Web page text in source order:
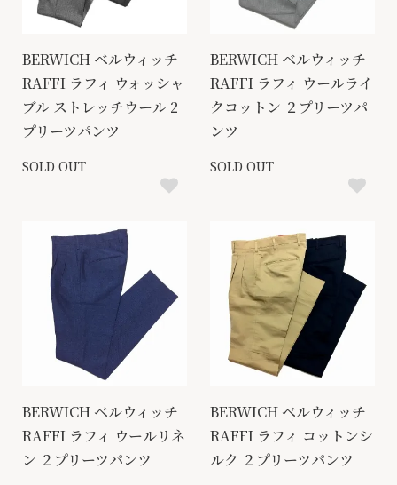
BERWICH ベルウィッチ
RAFFI ラフィ ウォッシャ
ブル ストレッチウール 2
プリーツパンツ
SOLD OUT
BERWICH ベルウィッチ
RAFFI ラフィ ウールライ
クコットン ２プリーツパ
ンツ
SOLD OUT
BERWICH ベルウィッチ
RAFFI ラフィ ウールリネ
ン ２プリーツパンツ
BERWICH ベルウィッチ
RAFFI ラフィ コットンシ
ルク ２プリーツパンツ